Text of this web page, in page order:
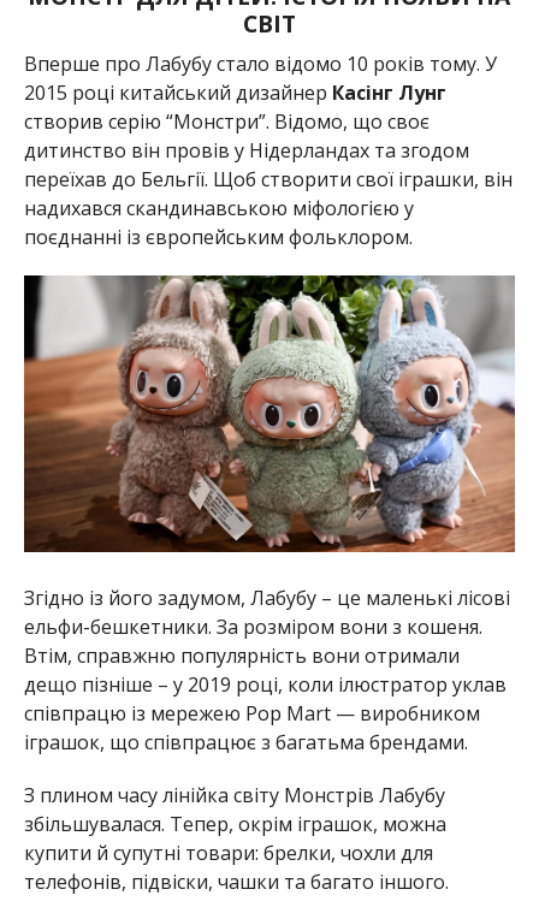
СВІТ
Вперше про Лабубу стало відомо 10 років тому. У
2015 році китайський дизайнер Касінг Лунг
створив серію “Монстри”. Відомо, що своє
дитинство він провів у Нідерландах та згодом
переїхав до Бельгії. Щоб створити свої іграшки, він
надихався скандинавською міфологією у
поєднанні із європейським фольклором.
Згідно із його задумом, Лабубу – це маленькі лісові
ельфи-бешкетники. За розміром вони з кошеня.
Втім, справжню популярність вони отримали
дещо пізніше – у 2019 році, коли ілюстратор уклав
співпрацю із мережею Pop Mart — виробником
іграшок, що співпрацює з багатьма брендами.
З плином часу лінійка світу Монстрів Лабубу
збільшувалася. Тепер, окрім іграшок, можна
купити й супутні товари: брелки, чохли для
телефонів, підвіски, чашки та багато іншого.